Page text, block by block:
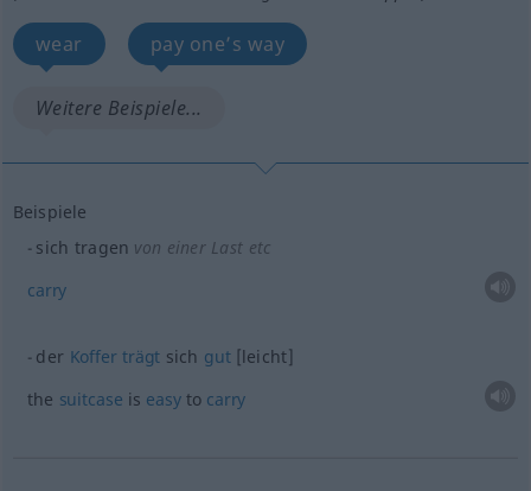
wear pay one’s way
Weitere Beispiele...
Beispiele
sich tragen von einer Last etc
carry
der Koffer trägt sich gut[leicht]
the suitcase is easyto carry